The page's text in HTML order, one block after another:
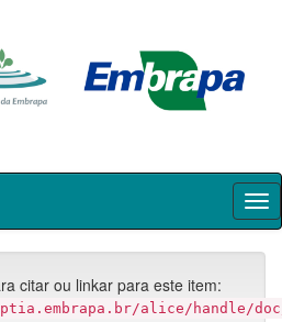
citar ou linkar para este item:
alice/handle/doc/